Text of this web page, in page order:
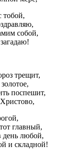
тобой,
собой,
трещит,
поспешит,
главный,
любой,
и складной!